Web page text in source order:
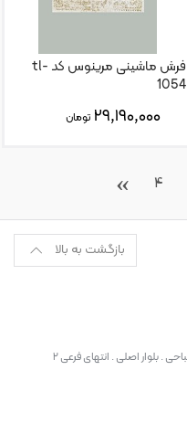
فرش ماشینی مرینوس کد tl-
1054
۲۹,۱۹۰,۰۰۰ تومان
4
بازگشت به بالا
کاشان - آران و بیدگل . شهرک صنعتی سلیمان صباحی . بلوار اصلی . انتهای فرعی ۲